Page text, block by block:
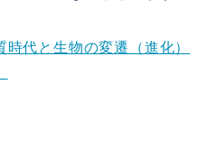
代と生物の変遷（進化）